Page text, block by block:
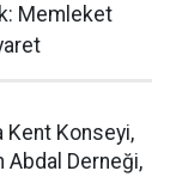
Memleket
Kent Konseyi,
Abdal Derneği,